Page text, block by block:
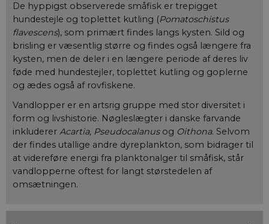
De hyppigst observerede småfisk er trepigget
hundestejle og toplettet kutling (Pomatoschistus
flavescens), som primært findes langs kysten. Sild og
brisling er væsentlig større og findes også længere fra
kysten, men de deler i en længere periode af deres liv
føde med hundestejler, toplettet kutling og goplerne
og ædes også af rovfiskene.
Vandlopper er en artsrig gruppe med stor diversitet i
form og livshistorie. Nøgleslægter i danske farvande
inkluderer Acartia, Pseudocalanusog Oithona. Selvom
der findes utallige andre dyreplankton, som bidrager til
at videreføre energi fra planktonalger til småfisk, står
vandlopperne oftest for langt størstedelen af
omsætningen.